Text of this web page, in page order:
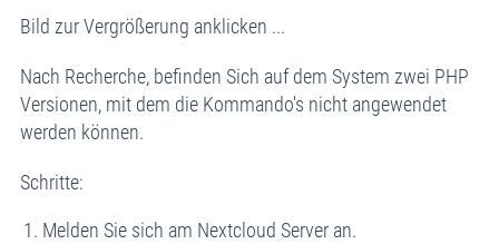
Bild zur Vergrößerung anklicken ...
Nach Recherche, befinden Sich auf dem System zwei PHP
Versionen, mit dem die Kommando's nicht angewendet
werden können.
Schritte:
Melden Sie sich am Nextcloud Server an.